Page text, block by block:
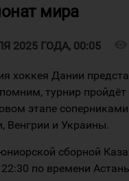
мира
2025 ГОДА, 00:05
хоккея Дании
турнир пройдёт
этапе
Венгрии и Украины.
сборной
по времени